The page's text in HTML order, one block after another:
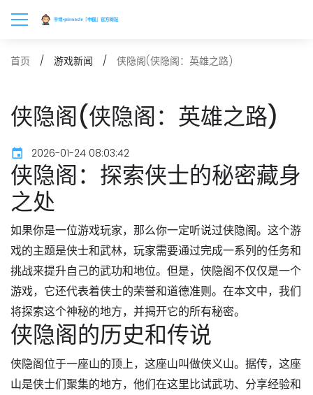
首页 游戏新闻 侠隐阁(侠隐阁：英雄之路)
侠隐阁(侠隐阁：英雄之路)
2026-01-24 08:03:42
侠隐阁：探索侠士的秘密藏身
之处
如果你是一位游戏玩家，那么你一定听说过侠隐阁。这个游
戏的主题是侠士和武林，玩家需要通过完成一系列的任务和
挑战来提升自己的武功和地位。但是，侠隐阁不仅仅是一个
游戏，它还代表着侠士的荣誉和道德准则。在本文中，我们
将探索这个神秘的地方，并揭开它的所有秘密。
侠隐阁的历史和传说
侠隐阁位于一座山的顶上，这座山叫做侠义山。据传，这座
山是侠士们聚集的地方，他们在这里比试武功、分享经验和